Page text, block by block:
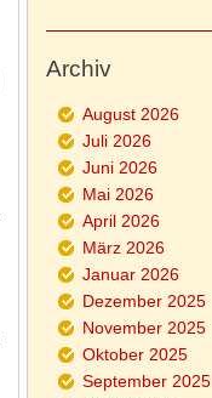
Archiv
August 2026
Juli 2026
Juni 2026
Mai 2026
April 2026
März 2026
Januar 2026
Dezember 2025
November 2025
Oktober 2025
September 2025